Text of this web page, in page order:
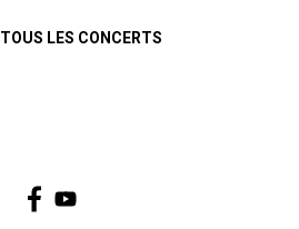
TOUS LES CONCERTS